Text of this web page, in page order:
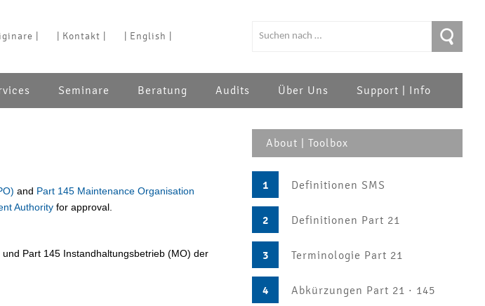
| | Kontakt | | English |
Seminare Beratung Audits Über Uns Support | Info
About | Toolbox
1 Definitionen SMS
2 Definitionen Part 21
3 Terminologie Part 21
4 Abkürzungen Part 21 · 145
and Part 145 Maintenance Organisation
Authority for approval.
Part 145 Instandhaltungsbetrieb (MO) der